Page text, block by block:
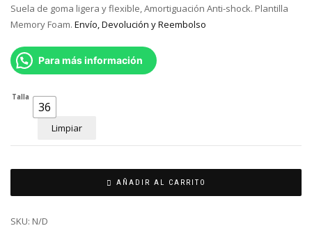
Suela de goma ligera y flexible, Amortiguación Anti-shock. Plantilla
Memory Foam. Envío, Devolución y Reembolso
Para más información
Talla
36
Limpiar
AÑADIR AL CARRITO
SKU: N/D